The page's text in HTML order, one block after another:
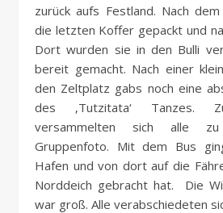
zurück aufs Festland. Nach
die letzten Koffer gepackt und
Dort wurden sie in den Bulli
bereit gemacht. Nach einer
den Zeltplatz gabs noch eine
des ‚Tutzitata‘ Tanzes.
versammelten sich alle
Gruppenfoto. Mit dem Bus
Hafen und von dort auf die
Norddeich gebracht hat. Die
war groß. Alle verabschiedeten